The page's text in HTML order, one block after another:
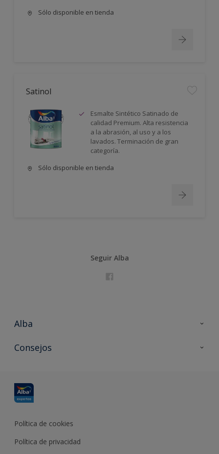
Sólo disponible en tienda
Satinol
Esmalte Sintético Satinado de
calidad Premium. Alta resistencia
a la abrasión, al uso y a los
lavados. Terminación de gran
categoría.
Sólo disponible en tienda
Seguir Alba
Alba
Contacta con nosotros
Consejos
Política de cookies
Política de privacidad